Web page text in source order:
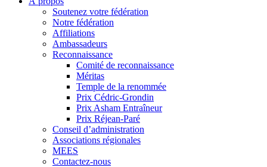
Soutenez votre fédération
Notre fédération
Affiliations
Ambassadeurs
Reconnaissance
Comité de reconnaissance
Méritas
Temple de la renommée
Prix Cédric-Grondin
Prix Asham Entraîneur
Prix Réjean-Paré
Conseil d’administration
Associations régionales
MEES
Contactez-nous